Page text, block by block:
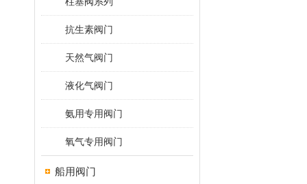
抗生素阀门
天然气阀门
液化气阀门
氨用专用阀门
氧气专用阀门
船用阀门